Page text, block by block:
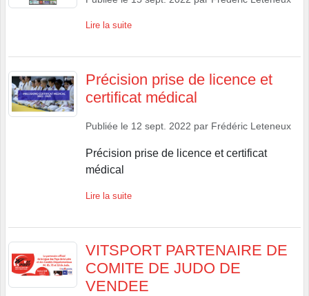
Lire la suite
Précision prise de licence et
certificat médical
Publiée le 12 sept. 2022 par Frédéric Leteneux
Précision prise de licence et certificat
médical
Lire la suite
VITSPORT PARTENAIRE DE
COMITE DE JUDO DE
VENDEE